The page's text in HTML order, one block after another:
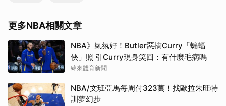
更多NBA相關文章
NBA》氣氛好！Butler惡搞Curry「蝙蝠
俠」照 引Curry現身笑回：有什麼毛病嗎
緯來體育新聞
NBA/文班亞馬每周付323萬！找歐拉朱旺特
訓夢幻步